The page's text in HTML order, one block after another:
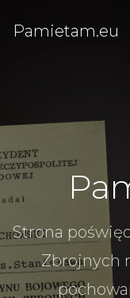
Pamietam.eu
Strona
Zbrojnych